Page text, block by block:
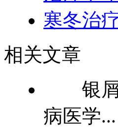
寒冬治
相关文章
银屑
病医学...